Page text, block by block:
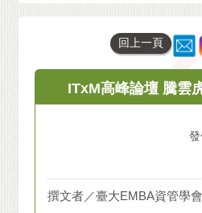
回上一頁
ITxM高峰論壇 騰雲
撰文者／臺大EMBA資管學會